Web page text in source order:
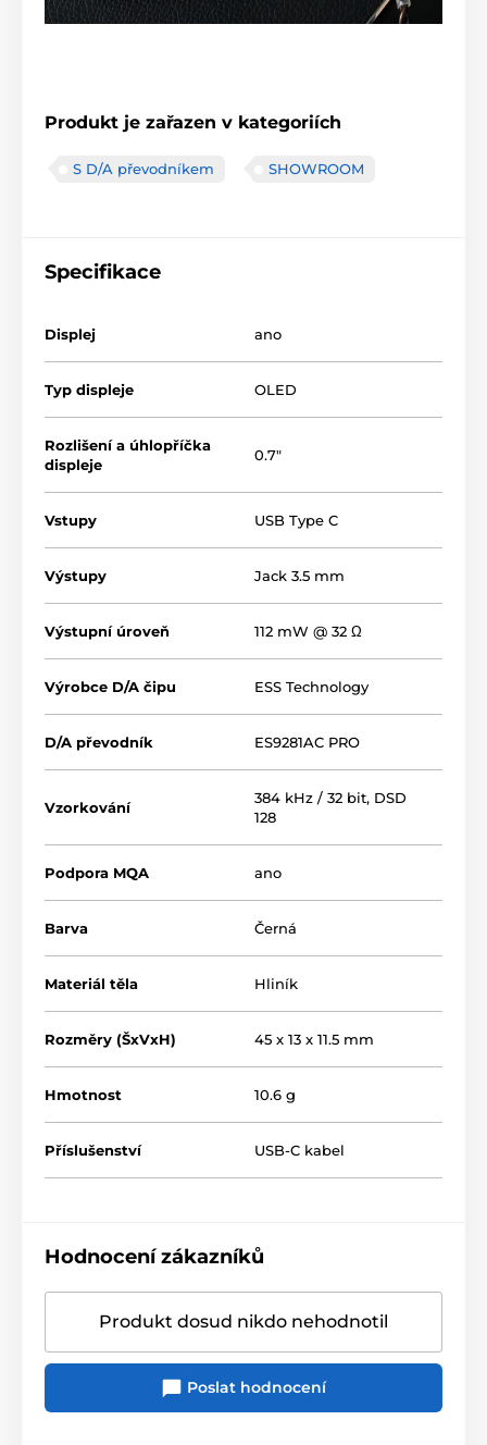
Produkt je zařazen v kategoriích
S D/A převodníkem SHOWROOM
Specifikace
Displej ano
Typ displeje OLED
Rozlišení a úhlopříčka
displeje
0.7"
Vstupy USB Type C
Výstupy Jack 3.5 mm
Výstupní úroveň 112 mW @ 32 Ω
Výrobce D/A čipu ESS Technology
D/A převodník ES9281AC PRO
Vzorkování
384 kHz / 32 bit, DSD
128
Podpora MQA ano
Barva Černá
Materiál těla Hliník
Rozměry (ŠxVxH) 45 x 13 x 11.5 mm
Hmotnost 10.6 g
Příslušenství USB-C kabel
Hodnocení zákazníků
Produkt dosud nikdo nehodnotil
Poslat hodnocení